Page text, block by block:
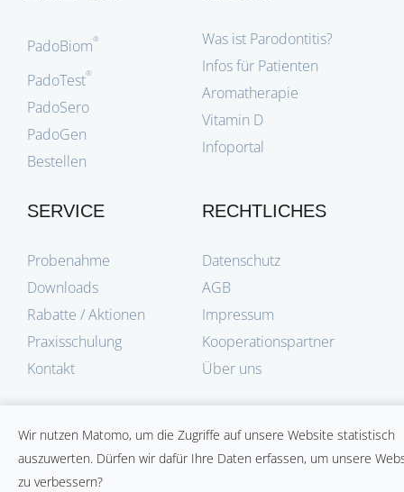
Wir nutzen Matomo, um die Zugriffe auf unsere Website statistisch
auszuwerten. Dürfen wir dafür Ihre Daten erfassen, um unsere
zu verbessern?
PadoBiom®
PadoTest®
PadoSero
PadoGen
Bestellen
Was ist Parodontitis?
Infos für Patienten
Aromatherapie
Vitamin D
Infoportal
SERVICE
Probenahme
Downloads
Rabatte / Aktionen
Praxisschulung
Kontakt
RECHTLICHES
Datenschutz
AGB
Impressum
Kooperationspartner
Über uns